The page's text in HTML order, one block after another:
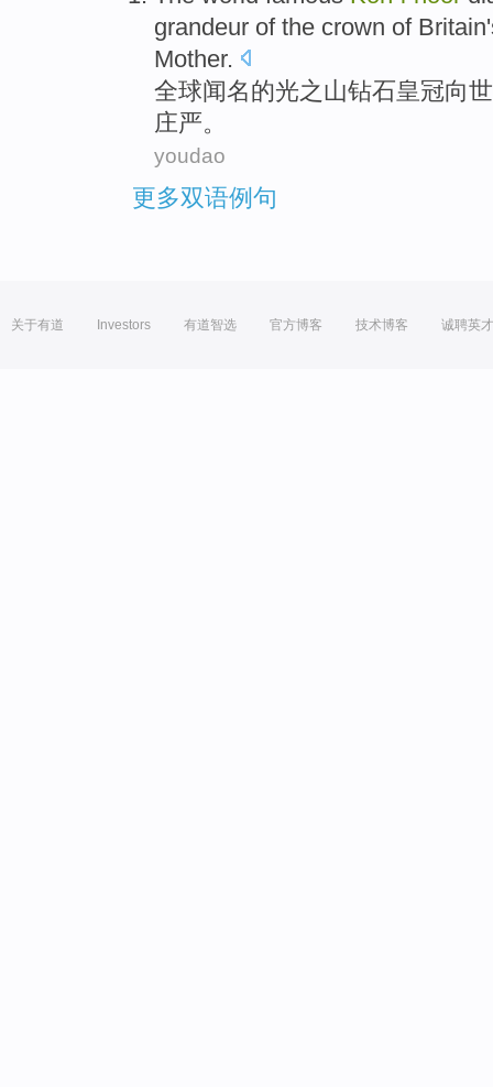
grandeur of the crown of
Mother.
全球闻名的光之山钻石皇冠向
庄严。
youdao
更多双语例句
关于有道 Investors 有道智选 官方博客 技术博客 诚聘英才